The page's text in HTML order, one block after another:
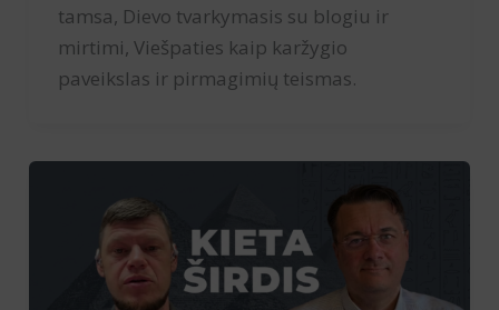
tamsa, Dievo tvarkymasis su blogiu ir
mirtimi, Viešpaties kaip karžygio
paveikslas ir pirmagimių teismas.